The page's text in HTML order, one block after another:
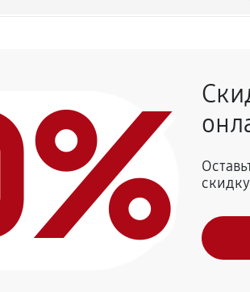
Nivona CafeRomatica NIVO 8103
Nivona CafeRomatica NIVO 8103